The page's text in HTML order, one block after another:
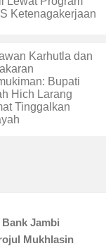
Jambi
Mukhlasin